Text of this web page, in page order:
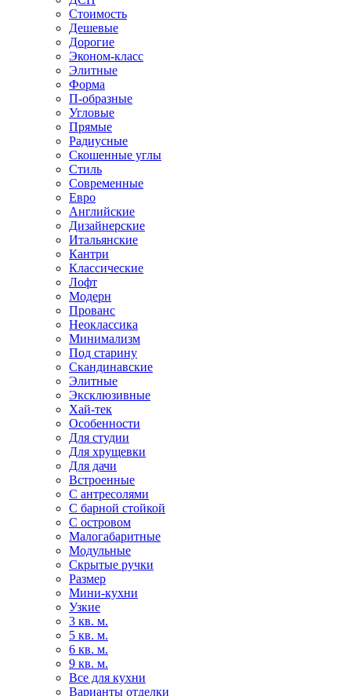
Стоимость
Дешевые
Дорогие
Эконом-класс
Элитные
Форма
П-образные
Угловые
Прямые
Радиусные
Скошенные углы
Стиль
Современные
Евро
Английские
Дизайнерские
Итальянские
Кантри
Классические
Лофт
Модерн
Прованс
Неоклассика
Минимализм
Под старину
Скандинавские
Элитные
Эксклюзивные
Хай-тек
Особенности
Для студии
Для хрущевки
Для дачи
Встроенные
С антресолями
С барной стойкой
С островом
Малогабаритные
Модульные
Скрытые ручки
Размер
Мини-кухни
Узкие
3 кв. м.
5 кв. м.
6 кв. м.
9 кв. м.
Все для кухни
Варианты отделки